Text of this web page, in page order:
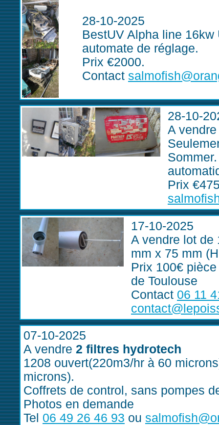
28-10-2025
BestUV Alpha line
automate de réglage.
Prix €2000.
Contact
28-10-
A
Prix
17-10-2025
A vendre lot de
mm x 75 mm
Prix 100€
de Toulouse
Contact 06 11
07-10-2025
A vendre 2 filtres hydrotech
1208 ouvert(220m3/hr à 60
microns).
Coffrets de control, sans pompes
Photos en demande
Tel 06 49 26 46 93 ou